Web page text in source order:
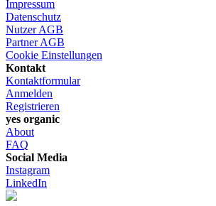
Impressum
Datenschutz
Nutzer AGB
Partner AGB
Cookie Einstellungen
Kontakt
Kontaktformular
Anmelden
Registrieren
yes organic
About
FAQ
Social Media
Instagram
LinkedIn